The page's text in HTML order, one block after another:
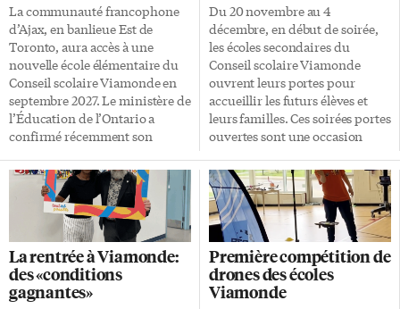
La communauté francophone
d’Ajax, en banlieue Est de
Toronto, aura accès à une
nouvelle école élémentaire du
Conseil scolaire Viamonde en
septembre 2027. Le ministère de
l’Éducation de l’Ontario a
confirmé récemment son
$ pour soutenir la construction
de cette école. Une fois terminé,
elle offrira 317 nouvelles places
pour les élèves de l’élémentaire,
ainsi que 49 places en services
de garde. La future école sera
située au 28 avenue
Turnerbury, où se sont rendus
Du 20 novembre au 4
décembre, en début de soirée,
les écoles secondaires du
Conseil scolaire Viamonde
ouvrent leurs portes pour
accueillir les futurs élèves et
leurs familles. Ces soirées portes
ouvertes sont une occasion
tutrices et tuteurs de découvrir
la future école secondaire de
leur enfant et d’en apprendre
davantage sur les divers
programmes offerts. Lors de ces
rencontres, les familles peuvent
explorer les installations,
s’informer sur les programmes
La rentrée à Viamonde:
des «conditions
gagnantes»
Première compétition de
drones des écoles
Viamonde